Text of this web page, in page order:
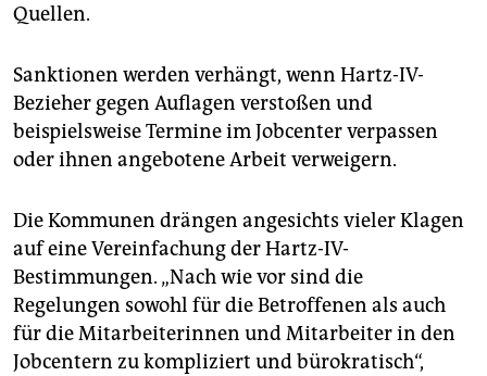
Quellen.
Sanktionen werden verhängt, wenn Hartz-IV-
Bezieher gegen Auflagen verstoßen und
beispielsweise Termine im Jobcenter verpassen
oder ihnen angebotene Arbeit verweigern.
Die Kommunen drängen angesichts vieler Klagen
auf eine Vereinfachung der Hartz-IV-
Bestimmungen. „Nach wie vor sind die
Regelungen sowohl für die Betroffenen als auch
für die Mitarbeiterinnen und Mitarbeiter in den
Jobcentern zu kompliziert und bürokratisch“,